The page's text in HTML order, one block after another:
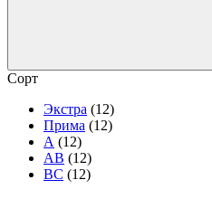
Сорт
Экстра (12)
Прима (12)
А (12)
АВ (12)
ВС (12)